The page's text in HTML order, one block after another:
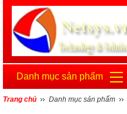
Danh mục sản phẩm
Trang chủ Danh mục sản phẩm